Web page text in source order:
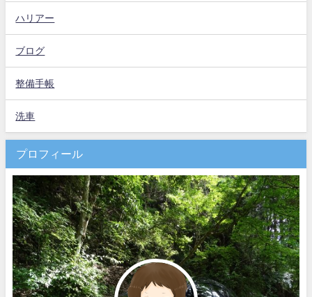
ハリアー
ブログ
整備手帳
洗車
プロフィール